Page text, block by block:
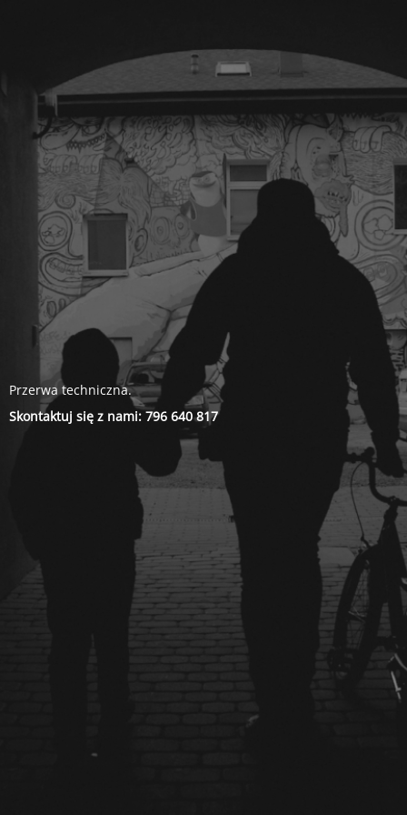
Przerwa techniczna.
Skontaktuj się z nami: 796 640 817